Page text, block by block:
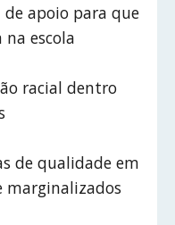
de apoio para que
escola
racial dentro
de qualidade em